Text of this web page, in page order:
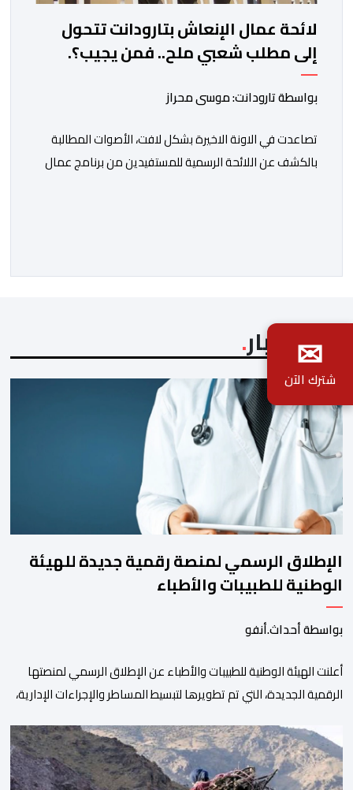
لائحة عمال الإنعاش بتارودانت تتحول
إلى مطلب شعبي ملح.. فمن يجيب؟.
بواسطة تارودانت: موسى محراز
تصاعدت في الاونة الاخيرة بشكل لافت، الأصوات المطالبة
بالكشف عن اللائحة الرسمية للمستفيدين من برنامج عمال
بن طوطو، ثم شخص اخر […]
آخر الأخبار
الإطلاق الرسمي لمنصة رقمية جديدة للهيئة
الوطنية للطبيبات والأطباء
بواسطة أحداث.أنفو
أعلنت الهيئة الوطنية للطبيبات والأطباء عن الإطلاق الرسمي لمنصتها
الرقمية الجديدة، التي تم تطويرها لتبسيط المساطر والإجراءات الإدارية،
والمجالس الجهوية للهيئة إلى جانب الهيئة الوطنية. وذكر بلاغ للهيئة أن
هذه المنصة، التي تم إطلاقها في إطار استراتيجيتها الرامية إلى التحديث
✉
شترك الآن